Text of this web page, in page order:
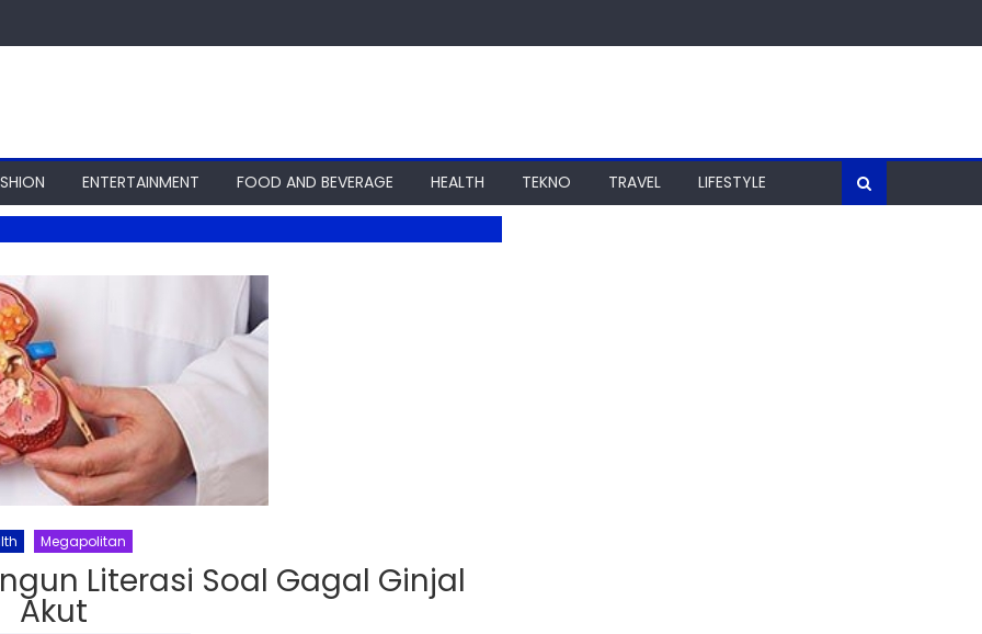
ENTERTAINMENT FOOD AND BEVERAGE HEALTH TEKNO TRAVEL LIFESTYLE
Megapolitan
Literasi Soal Gagal Ginjal
Akut